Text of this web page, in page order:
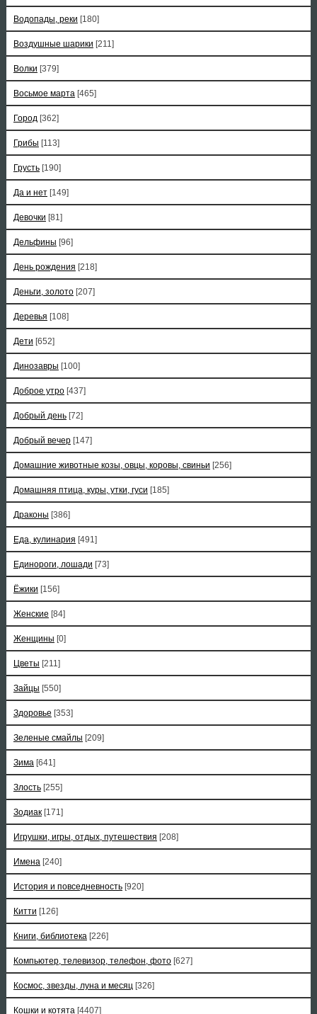
Водопады, реки [180]
Воздушные шарики [211]
Волки [379]
Восьмое марта [465]
Город [362]
Грибы [113]
Грусть [190]
Да и нет [149]
Девочки [81]
Дельфины [96]
День рождения [218]
Деньги, золото [207]
Деревья [108]
Дети [652]
Динозавры [100]
Доброе утро [437]
Добрый день [72]
Добрый вечер [147]
Домашние животные козы, овцы, коровы, свиньи [256]
Домашняя птица, куры, утки, гуси [185]
Драконы [386]
Еда, кулинария [491]
Единороги, лошади [73]
Ёжики [156]
Женские [84]
Женщины [0]
Цветы [211]
Зайцы [550]
Здоровье [353]
Зеленые смайлы [209]
Зима [641]
Злость [255]
Зодиак [171]
Игрушки, игры, отдых, путешествия [208]
Имена [240]
История и повседневность [920]
Китти [126]
Книги, библиотека [226]
Компьютер, телевизор, телефон, фото [627]
Космос, звезды, луна и месяц [326]
Кошки и котята [4407]